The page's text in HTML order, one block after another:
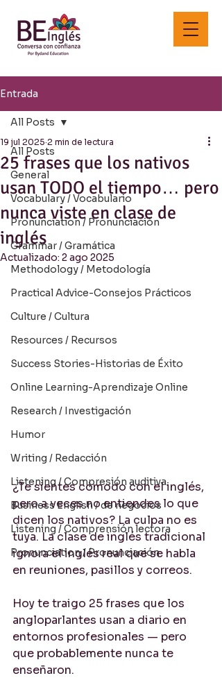
Entrada
All Posts
General
Vocabulary / Vocabulario
Pronunciation / Pronunciación
Grammar / Gramática
Methodology / Metodología
Practical Advice-Consejos Prácticos
Culture / Cultura
Resources / Recursos
Success Stories-Historias de Éxito
Online Learning-Aprendizaje Online
Research / Investigación
Humor
Writing / Redacción
Listening / Compresión auditiva
Business English / de negocios
Listening / Comprensión lectora
Pronunciation / Pronunciación
All Posts
25 frases que los nativos
usan TODO el tiempo… pero
nunca viste en clase de
inglés
19 jul 2025 2 min de lectura
Actualizado: 2 ago 2025
¿Te sientes cómodo con el inglés,
pero a veces no entiendes lo que
dicen los nativos? La culpa no es
tuya. La clase de inglés tradicional
ignora el inglés real que se habla
en reuniones, pasillos y correos.
Hoy te traigo 25 frases que los
angloparlantes usan a diario en
entornos profesionales — pero
que probablemente nunca te
enseñaron.